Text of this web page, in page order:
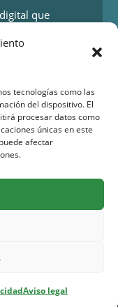
tecnologías como las
del dispositivo. El
procesar datos como
únicas en este
afectar
Aviso legal
que